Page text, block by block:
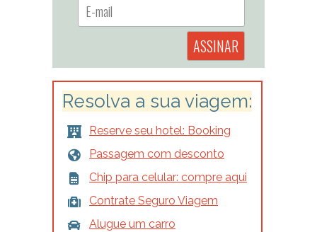
Resolva a sua viagem:
Reserve seu hotel: Booking
Passagem com desconto
Chip para celular: compre aqui
Contrate Seguro Viagem
Alugue um carro